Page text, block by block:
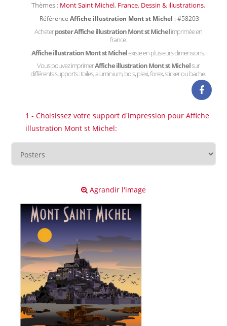
Thèmes : Mont Saint Michel, France, Dessin & illustrations,
Référence Affiche illustration Mont st Michel : #58203
Acheterposter Affiche illustration Mont st Michelimprimée en
france.
Affiche illustration Mont st Michelexiste en plusieurs dimensions.
Vous pouvez imprimerAffiche illustration Mont st Michelsur
différents supports : toiles, aluminium, bois, plexi, forex, sticker ou bache.
1 - Choisissez votre support d'impression pour Affiche
illustration Mont st Michel:
Agrandir l'image